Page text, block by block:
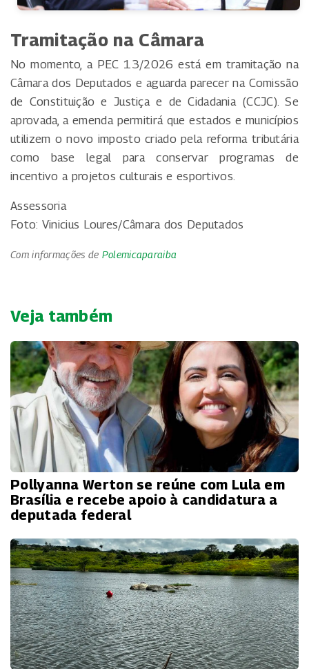
Tramitação na Câmara
No momento, a PEC 13/2026 está em tramitação na
Câmara dos Deputados e aguarda parecer na Comissão
de Constituição e Justiça e de Cidadania (CCJC). Se
aprovada, a emenda permitirá que estados e municípios
utilizem o novo imposto criado pela reforma tributária
como base legal para conservar programas de
incentivo a projetos culturais e esportivos.
Assessoria
Foto: Vinicius Loures/Câmara dos Deputados
Com informações de Polemicaparaiba
Veja também
Pollyanna Werton se reúne com Lula em
Brasília e recebe apoio à candidatura a
deputada federal